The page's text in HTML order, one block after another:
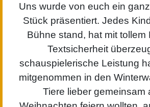
Uns wurde von euch ein
Stück präsentiert. Jedes
Bühne stand, hat mit tollem
Textsicherheit
schauspielerische Leistung
mitgenommen in den
Tiere lieber gemeinsam